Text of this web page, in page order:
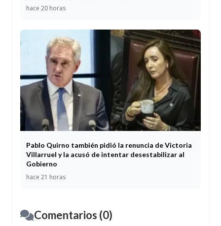
hace 20 horas
Pablo Quirno también pidió la renuncia de Victoria
Villarruel y la acusó de intentar desestabilizar al
Gobierno
hace 21 horas
Comentarios (0)